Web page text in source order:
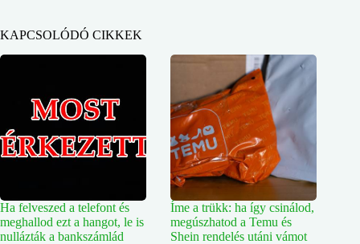
KAPCSOLÓDÓ CIKKEK
Ha felveszed a telefont és
meghallod ezt a hangot, le is
nullázták a bankszámlád
Íme a trükk: ha így csinálod,
megúszhatod a Temu és
Shein rendelés utáni vámot